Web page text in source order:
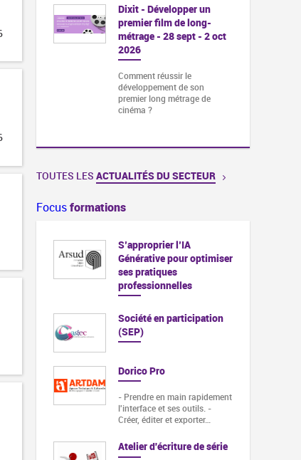
Dixit - Développer un
premier film de long-
métrage - 28 sept - 2 oct
2026
Comment réussir le
développement de son
premier long métrage de
cinéma ?
TOUTES LES ACTUALITÉS DU SECTEUR
Focusformations
S’approprier l’IA
Générative pour optimiser
ses pratiques
professionnelles
Société en participation
(SEP)
Dorico Pro
- Prendre en main rapidement
l'interface et ses outils. -
Créer, éditer et exporter…
Atelier d'écriture de série